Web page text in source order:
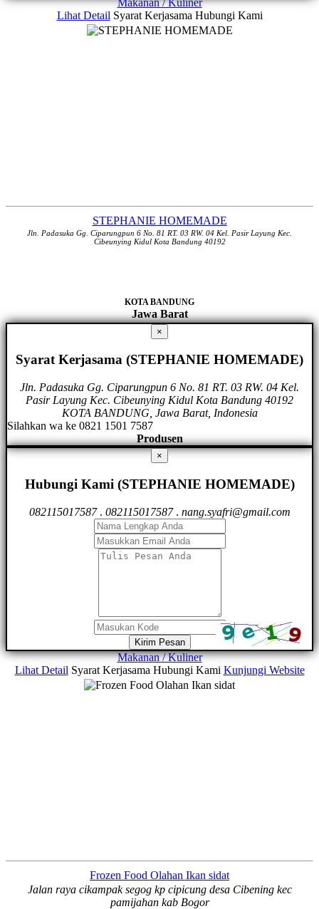
Lihat Detail Syarat Kerjasama Hubungi Kami
STEPHANIE HOMEMADE
Jln. Padasuka Gg. Ciparungpun 6 No. 81 RT. 03 RW. 04 Kel. Pasir Layung Kec.
Cibeunying Kidul Kota Bandung 40192
KOTA BANDUNG
Jawa Barat
×
Syarat Kerjasama (STEPHANIE HOMEMADE)
Jln. Padasuka Gg. Ciparungpun 6 No. 81 RT. 03 RW. 04 Kel.
Pasir Layung Kec. Cibeunying Kidul Kota Bandung 40192
KOTA BANDUNG, Jawa Barat, Indonesia
Silahkan wa ke 0821 1501 7587
Produsen
×
Hubungi Kami (STEPHANIE HOMEMADE)
082115017587. 082115017587. nang.syafri@gmail.com
Kirim Pesan
Makanan / Kuliner
Lihat Detail Syarat Kerjasama Hubungi Kami Kunjungi Website
Frozen Food Olahan Ikan sidat
Jalan raya cikampak segog kp cipicung desa Cibening kec
pamijahan kab Bogor